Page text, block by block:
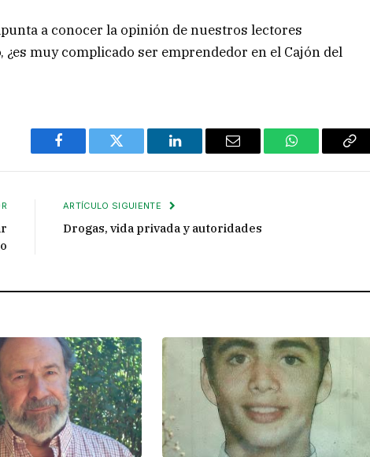
a conocer la opinión de nuestros lectores
muy complicado ser emprendedor en el Cajón del
Facebook Twitter LinkedIn Email WhatsApp
ARTÍCULO SIGUIENTE
Drogas, vida privada y autoridades